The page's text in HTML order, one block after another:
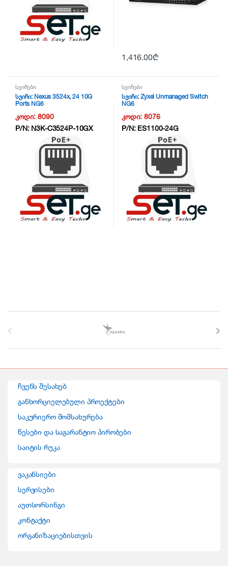
1,416.00₾
სვიჩები
სვიჩი: Nexus 3524x, 24 10G
Ports NG6
კოდი:8090
P/N: N3K-C3524P-10GX
სვიჩები
სვიჩი: Zyxel Unmanaged Switch
NG6
კოდი:8076
P/N: ES1100-24G
ჩვენს შესახებ
განხორციელებული პროექტები
საკურიერო მომსახურება
წესები და საგარანტიო პირობები
საიტის რუკა
ვაკანსიები
სერვისები
აუთსორსინგი
კონტაქტი
ორგანიზაციებისთვის